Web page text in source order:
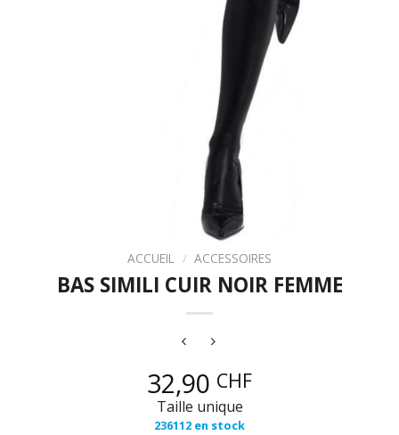
ACCUEIL / ACCESSOIRES
BAS SIMILI CUIR NOIR FEMME
32,90 CHF
Taille unique
236112 en stock